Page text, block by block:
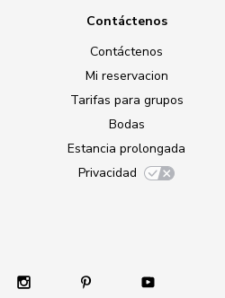
Contáctenos
Contáctenos
Mi reservacion
Tarifas para grupos
Bodas
Estancia prolongada
Privacidad